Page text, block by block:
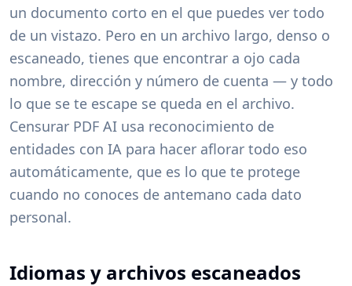
un documento corto en el que puedes ver todo
de un vistazo. Pero en un archivo largo, denso o
escaneado, tienes que encontrar a ojo cada
nombre, dirección y número de cuenta — y todo
lo que se te escape se queda en el archivo.
Censurar PDF AI usa reconocimiento de
entidades con IA para hacer aflorar todo eso
automáticamente, que es lo que te protege
cuando no conoces de antemano cada dato
personal.
Idiomas y archivos escaneados